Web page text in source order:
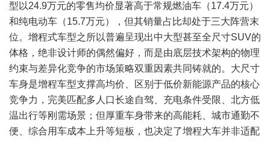
型以24.9万元的零售均价显著高于常规燃油车（17.4万元）
和纯电动车（15.7万元），但其销量占比却处于三大阵营末
位。增程式车型之所以普遍呈现出中大型甚至全尺寸SUV的
体格，绝非设计师的偶然偏好，而是由底层技术架构的物理
约束与差异化竞争的市场策略双重因素共同铸就的。大尺寸
车身是增程车型支撑高均价、区别于低价新能源产品的核心
竞争力，完美匹配多人口长途自驾、充电条件受限、北方低
温出行等刚需场景；但厚重车身带来的高能耗、城市通勤不
便、综合用车成本上升等短板，也决定了增程大车并非适配